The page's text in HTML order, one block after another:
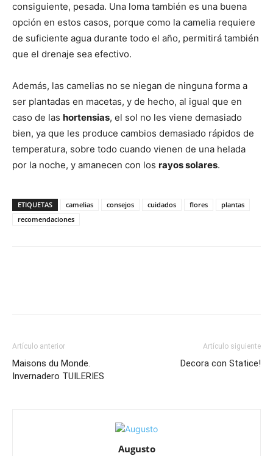
consiguiente, pesada. Una loma también es una buena
opción en estos casos, porque como la camelia requiere
de suficiente agua durante todo el año, permitirá también
que el drenaje sea efectivo.
Además, las camelias no se niegan de ninguna forma a
ser plantadas en macetas, y de hecho, al igual que en
caso de las hortensias, el sol no les viene demasiado
bien, ya que les produce cambios demasiado rápidos de
temperatura, sobre todo cuando vienen de una helada
por la noche, y amanecen con los rayos solares.
ETIQUETAS camelias consejos cuidados flores
plantas
recomendaciones
Artículo anterior
Maisons du Monde.
Invernadero TUILERIES
Artículo siguiente
Decora con Statice!
Augusto